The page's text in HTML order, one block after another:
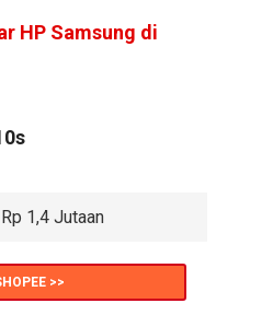
HP Samsung di
1,4 Jutaan
>>